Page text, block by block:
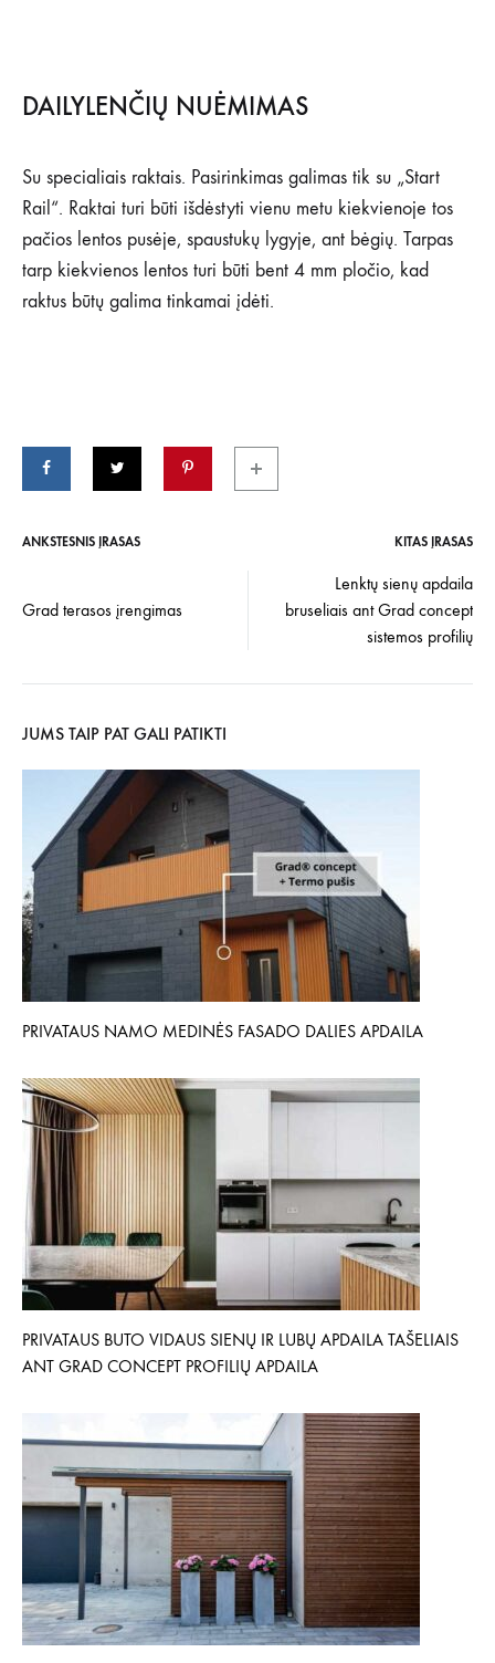
DAILYLENČIŲ NUĖMIMAS
Su specialiais raktais. Pasirinkimas galimas tik su „Start
Rail“. Raktai turi būti išdėstyti vienu metu kiekvienoje tos
pačios lentos pusėje, spaustukų lygyje, ant bėgių. Tarpas
tarp kiekvienos lentos turi būti bent 4 mm pločio, kad
raktus būtų galima tinkamai įdėti.
navigacija
ANKSTESNIS ĮRAŠAS KITAS ĮRAŠAS
Grad terasos įrengimas
Lenktų sienų apdaila
bruseliais ant Grad concept
sistemos profilių
JUMS TAIP PAT GALI PATIKTI
PRIVATAUS NAMO MEDINĖS FASADO DALIES APDAILA
PRIVATAUS BUTO VIDAUS SIENŲ IR LUBŲ APDAILA TAŠELIAIS
ANT GRAD CONCEPT PROFILIŲ APDAILA